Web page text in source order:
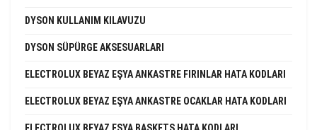
DYSON KULLANIM KILAVUZU
DYSON SÜPÜRGE AKSESUARLARI
ELECTROLUX BEYAZ EŞYA ANKASTRE FIRINLAR HATA KODLARI
ELECTROLUX BEYAZ EŞYA ANKASTRE OCAKLAR HATA KODLARI
ELECTROLUX BEYAZ EŞYA BASKETS HATA KODLARI